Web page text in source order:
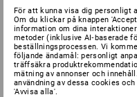
För att kunna visa dig personligt
Om du klickar på knappen
information om dina
metoder (inklusive AI‑baserade
beställningsprocessen. Vi
följande ändamål: personligt
träffsäkra
mätning av annonser och
användning av dessa cookies
'Avvisa alla'.